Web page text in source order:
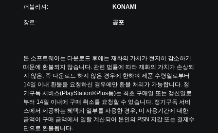
퍼블리셔: KONAMI
장르: 공포
본 소프트웨어는 다운로드 후에는 재화의 가치가 현저히 감소하기
때문에 환불되지 않습니다. 관련 법률에 따라 재화의 가치가 손상되
지 않은, 즉 다운로드 하지 않은 경우에 한하여 제품 수령일로부터
14일 이내 환불을 요청하신 경우에만 환불 처리가 가능합니다. 정
기구독 서비스(PlayStation®Plus등)는 최초 구매일 또는 갱신일로
부터 14일 이내에 구매 취소를 요청할 수 있습니다. 정기구독 서비
스에서 제공하는 혜택의 일부를 사용한 경우, 미 사용기간에 대한
금액이 구매 금액에서 일할 계산되어 본인의 PSN 지갑 또는 결제수
단으로 환불됩니다.